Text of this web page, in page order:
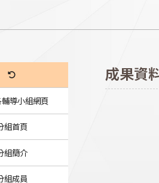
導小組網頁
組首頁
組簡介
組成員
成果資